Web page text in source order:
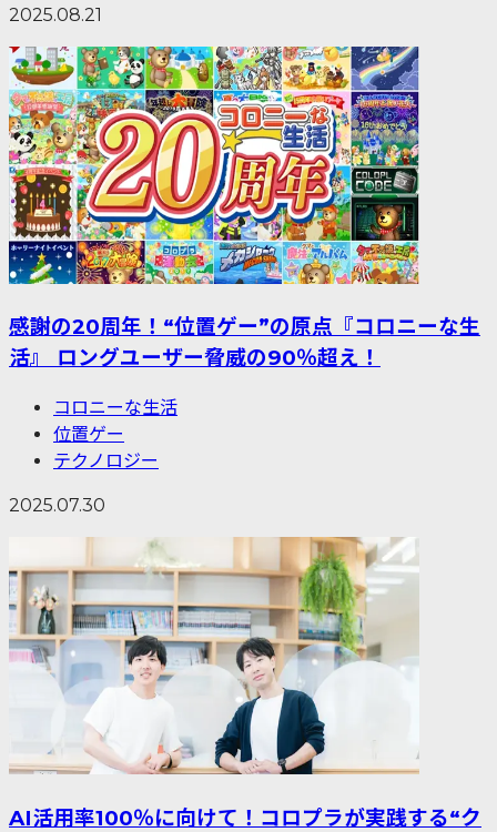
2025.08.21
感謝の20周年！“位置ゲー”の原点『コロニーな生
活』 ロングユーザー脅威の90％超え！
コロニーな生活
位置ゲー
テクノロジー
2025.07.30
AI活用率100％に向けて！コロプラが実践する“ク